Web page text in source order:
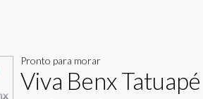
Pronto para morar
Viva Benx Tatuapé